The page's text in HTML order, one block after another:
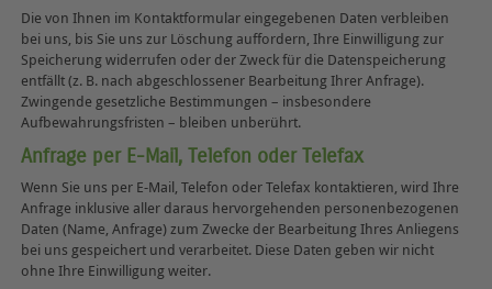
Die von Ihnen im Kontaktformular eingegebenen Daten verbleiben
bei uns, bis Sie uns zur Löschung auffordern, Ihre Einwilligung zur
Speicherung widerrufen oder der Zweck für die Datenspeicherung
entfällt (z. B. nach abgeschlossener Bearbeitung Ihrer Anfrage).
Zwingende gesetzliche Bestimmungen – insbesondere
Aufbewahrungsfristen – bleiben unberührt.
Anfrage per E-Mail, Telefon oder Telefax
Wenn Sie uns per E-Mail, Telefon oder Telefax kontaktieren, wird Ihre
Anfrage inklusive aller daraus hervorgehenden personenbezogenen
Daten (Name, Anfrage) zum Zwecke der Bearbeitung Ihres Anliegens
bei uns gespeichert und verarbeitet. Diese Daten geben wir nicht
ohne Ihre Einwilligung weiter.